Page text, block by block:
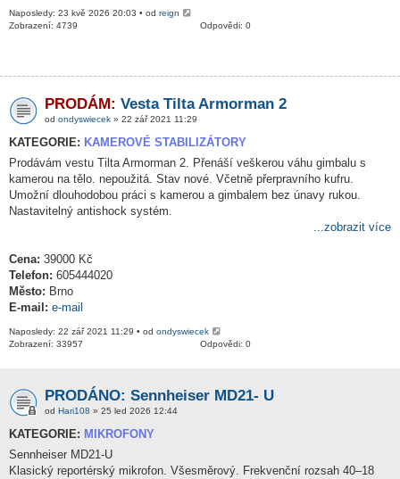
Naposledy: 23 kvě 2026 20:03 • od reign
Odpovědi: 0
Zobrazení: 4739
PRODÁM: Vesta Tilta Armorman 2
od ondyswiecek » 22 zář 2021 11:29
KATEGORIE: KAMEROVÉ STABILIZÁTORY
Prodávám vestu Tilta Armorman 2. Přenáší veškerou váhu gimbalu s
kamerou na tělo. nepoužitá. Stav nové. Včetně přerpravního kufru.
Umožní dlouhodobou práci s kamerou a gimbalem bez únavy rukou.
Nastavitelný antishock systém.
...zobrazit více
Cena: 39000 Kč
Telefon: 605444020
Město: Brno
E-mail: e-mail
Naposledy: 22 zář 2021 11:29 • od ondyswiecek
Odpovědi: 0
Zobrazení: 33957
PRODÁNO: Sennheiser MD21- U
od Hari108 » 25 led 2026 12:44
KATEGORIE: MIKROFONY
Sennheiser MD21-U
Klasický reportérský mikrofon. Všesměrový. Frekvenční rozsah 40–18